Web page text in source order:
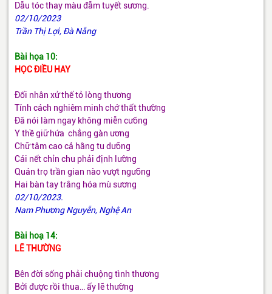
Dẫu tóc thay màu đẫm tuyết sương.
02/10/2023
Trần Thị Lợi, Đà Nẵng
Bài họa 10:
HỌC ĐIỀU HAY
Đối nhân xử thế tỏ lòng thương
Tính cách nghiêm minh chớ thất thường
Đã nói làm ngay không miễn cưỡng
Y thề giữ hứa chẳng gàn ương
Chữ tâm cao cả hằng tu dưỡng
Cái nết chỉn chu phải định lường
Quán trọ trần gian nào vượt ngưỡng
Hai bàn tay trắng hóa mù sương
02/10/2023.
Nam Phương Nguyễn, Nghệ An
Bài hoạ 14:
LẼ THƯỜNG
Bên đời sống phải chuộng tình thương
Bởi được rồi thua… ấy lẽ thường